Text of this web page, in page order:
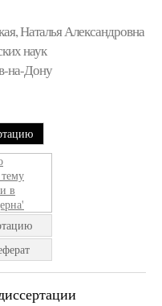
Наталья Александровна
наук
на-Дону